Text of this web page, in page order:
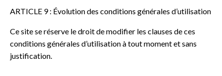
ARTICLE 9 : Évolution des conditions générales d’utilisation
Ce site se réserve le droit de modifier les clauses de ces
conditions générales d’utilisation à tout moment et sans
justification.